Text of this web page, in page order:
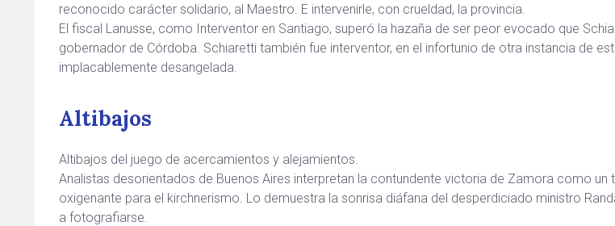
reconocido carácter solidario, al Maestro. E intervenirle, con crueldad, la provincia.
El fiscal Lanusse, como Interventor en Santiago, superó la hazaña de ser peor evocado que
gobernador de Córdoba. Schiaretti también fue interventor, en el infortunio de otra instancia de
implacablemente desangelada.
Altibajos
Altibajos del juego de acercamientos y alejamientos.
Analistas desorientados de Buenos Aires interpretan la contundente victoria de Zamora como un
oxigenante para el kirchnerismo. Lo demuestra la sonrisa diáfana del desperdiciado ministro
a fotografiarse.